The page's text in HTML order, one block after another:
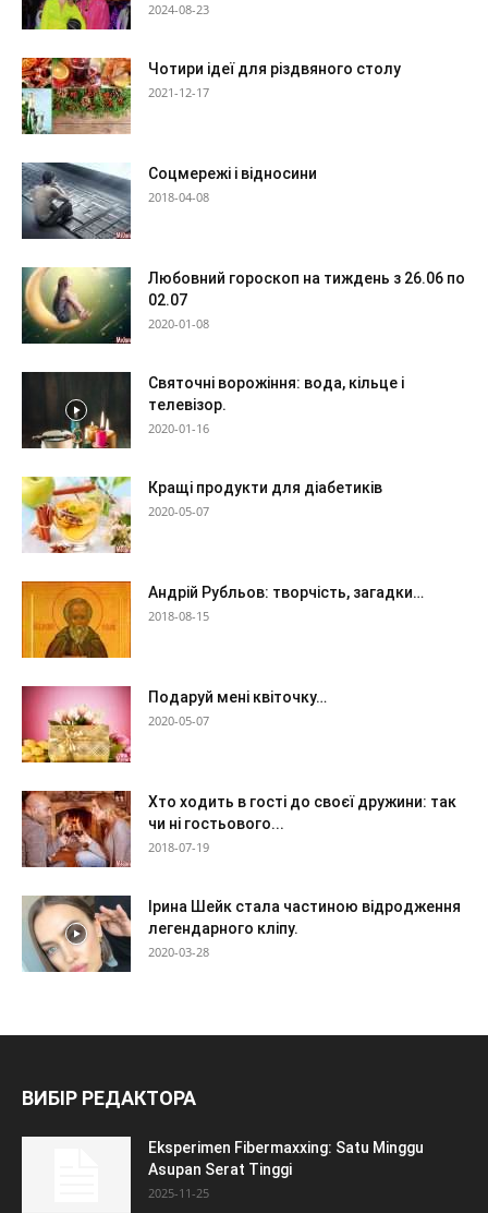
2024-08-23
Чотири ідеї для різдвяного столу
2021-12-17
Соцмережі і відносини
2018-04-08
Любовний гороскоп на тиждень з 26.06 по
02.07
2020-01-08
Святочні ворожіння: вода, кільце і
телевізор.
2020-01-16
Кращі продукти для діабетиків
2020-05-07
Андрій Рубльов: творчість, загадки…
2018-08-15
Подаруй мені квіточку…
2020-05-07
Хто ходить в гості до своєї дружини: так
чи ні гостьового...
2018-07-19
Ірина Шейк стала частиною відродження
легендарного кліпу.
2020-03-28
ВИБІР РЕДАКТОРА
Eksperimen Fibermaxxing: Satu Minggu
Asupan Serat Tinggi
2025-11-25